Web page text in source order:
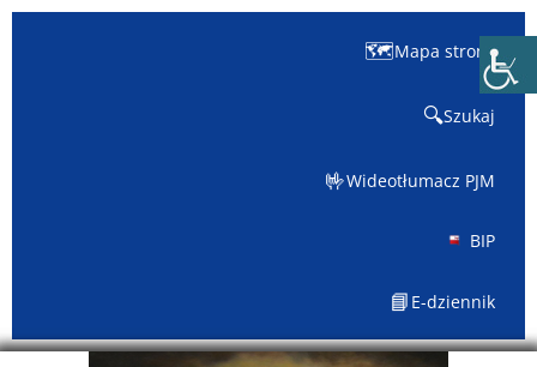
🗺️Mapa strony
🔍Szukaj
🤟Wideotłumacz PJM
BIP
📘 E-dziennik